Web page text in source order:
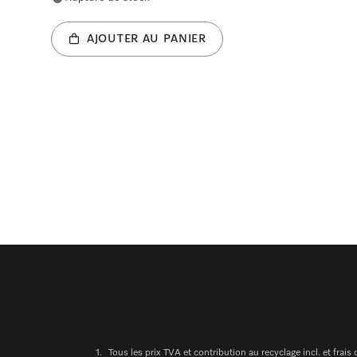
AJOUTER AU PANIER
1. Tous les prix TVA et contribution au recyclage incl. et frais